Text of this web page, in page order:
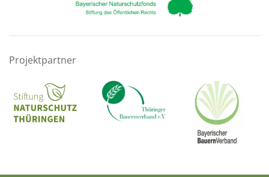
Projektpartner